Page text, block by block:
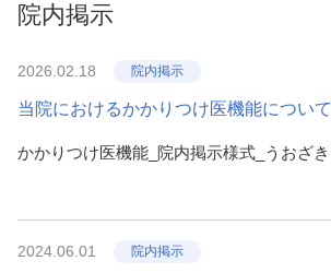
院内掲示
当院におけるかかりつけ医機能について
2026.02.18 院内掲示
2024.06.01 院内掲示